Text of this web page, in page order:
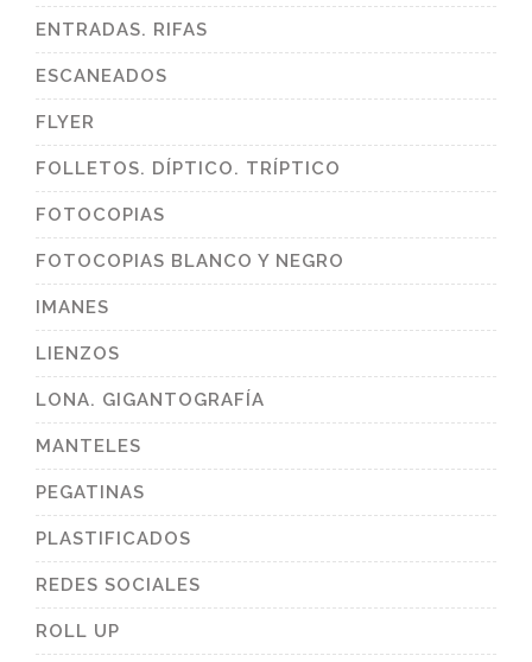
ENTRADAS. RIFAS
ESCANEADOS
FLYER
FOLLETOS. DÍPTICO. TRÍPTICO
FOTOCOPIAS
FOTOCOPIAS BLANCO Y NEGRO
IMANES
LIENZOS
LONA. GIGANTOGRAFÍA
MANTELES
PEGATINAS
PLASTIFICADOS
REDES SOCIALES
ROLL UP